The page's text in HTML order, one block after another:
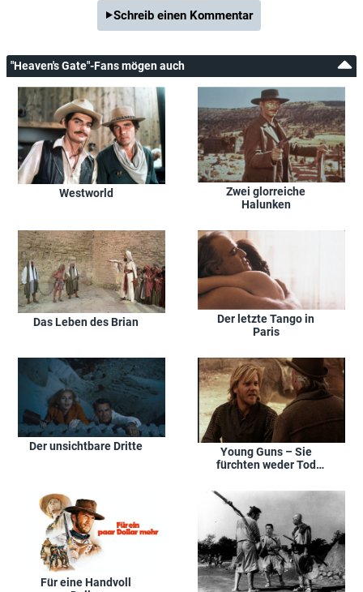
Schreib einen Kommentar
"Heaven's Gate"-Fans mögen auch
Westworld
Zwei glorreiche
Halunken
Das Leben des Brian
Der letzte Tango in
Paris
Der unsichtbare Dritte
Young Guns – Sie
fürchten weder Tod
Für eine Handvoll